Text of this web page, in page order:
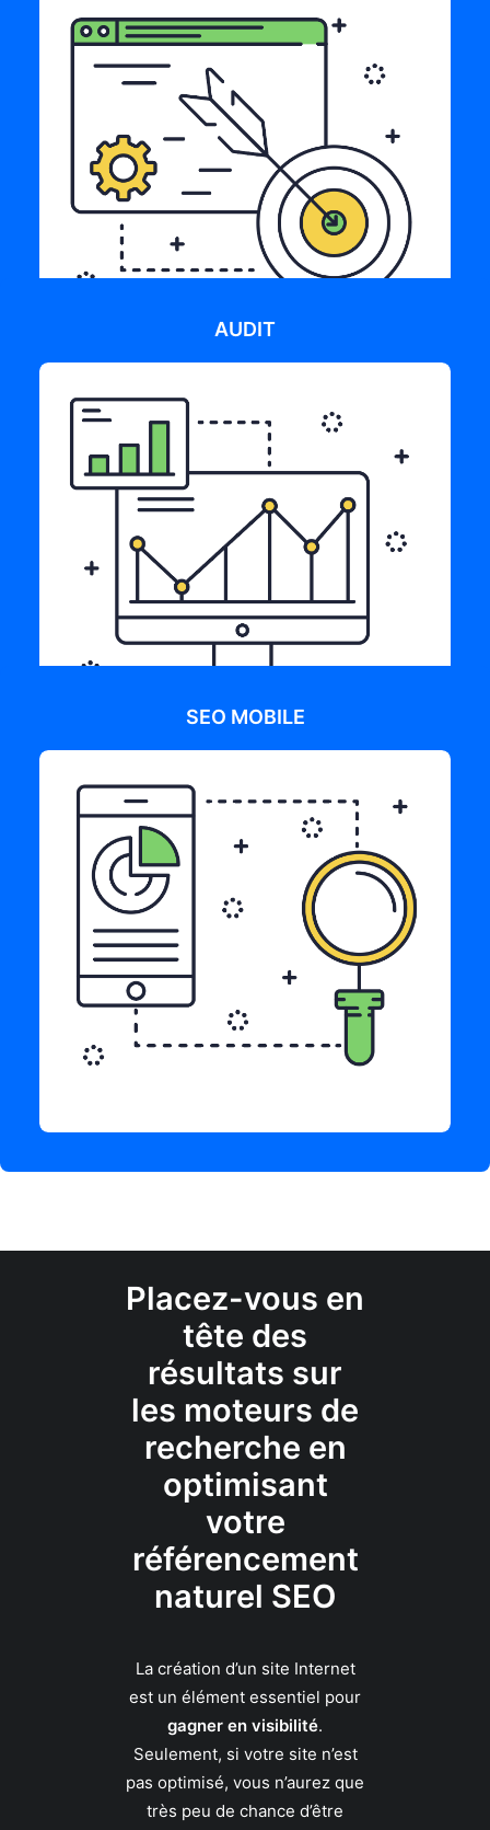
AUDIT
SEO MOBILE
Placez-vous en
tête des
résultats sur
les moteurs de
recherche en
optimisant
votre
référencement
naturel SEO
La création d’un site Internet
est un élément essentiel pour
gagner en visibilité.
Seulement, si votre site n’est
pas optimisé, vous n’aurez que
très peu de chance d’être